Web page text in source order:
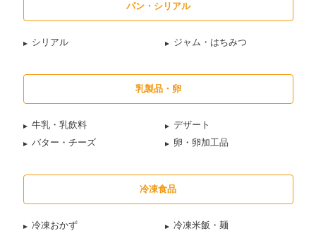
パン・シリアル
シリアル ジャム・はちみつ
乳製品・卵
牛乳・乳飲料
デザート
バター・チーズ
卵・卵加工品
冷凍食品
冷凍おかず
冷凍米飯・麺